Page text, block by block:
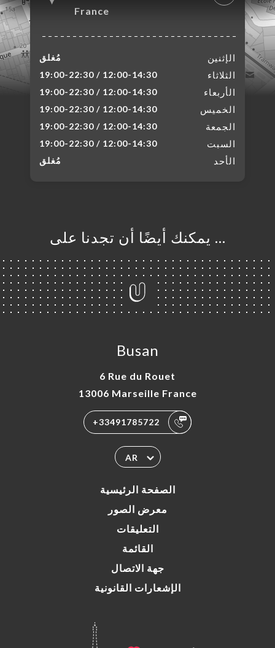
France
الإثنين مُغلق
الثلاثاء 12:00-14:30 / 19:00-22:30
الأربعاء 12:00-14:30 / 19:00-22:30
الخميس 12:00-14:30 / 19:00-22:30
الجمعة 12:00-14:30 / 19:00-22:30
السبت 12:00-14:30 / 19:00-22:30
الأحد مُغلق
… يمكنك أيضًا أن تجدنا على
Busan
6 Rue du Rouet
13006 Marseille France
+33491785722
AR
الصفحة الرئيسية
معرض الصور
التعليقات
القائمة
جهة الاتصال
الإشعارات القانونية